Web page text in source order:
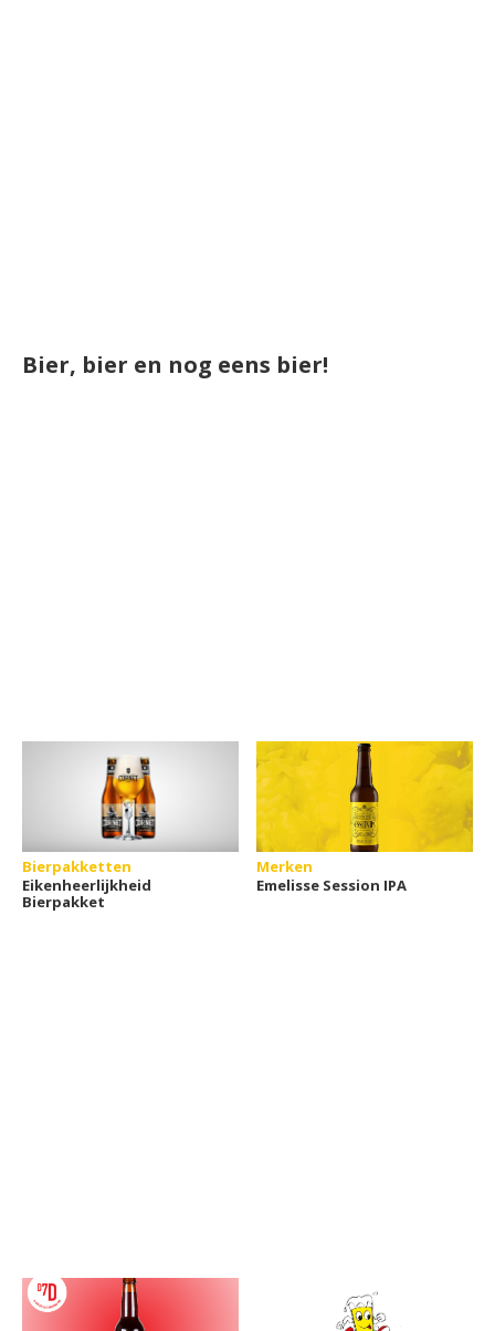
Bier, bier en nog eens bier!
Bierpakketten
Eikenheerlijkheid
Bierpakket
Merken
Emelisse Session IPA